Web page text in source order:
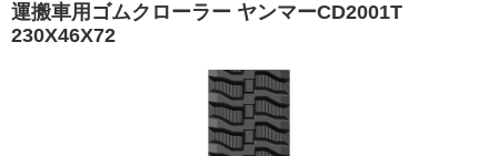
運搬車用ゴムクローラー ヤンマーCD2001T
230X46X72